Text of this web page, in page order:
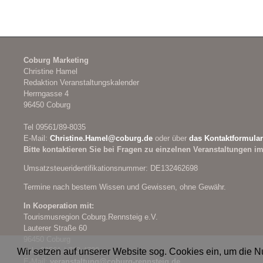
Wir setzen auf unserer Website sog. Cookies ein, um die
Coburg Marketing
Christine Hamel
Redaktion Veranstaltungskalender
Herrngasse 4
96450 Coburg
Tel 09561/89-8035
E-Mail: Christine.Hamel@coburg.de oder über das Kontaktformular
Bitte kontaktieren Sie bei Fragen zu einzelnen Veranstaltungen
Umsatzsteueridentifikationsnummer: DE132462698
Termine nach bestem Wissen und Gewissen, ohne Gewähr.
In Kooperation mit:
Tourismusregion Coburg.Rennsteig e.V.
Lauterer Straße 60
Tel.: 09561 / 733 4700